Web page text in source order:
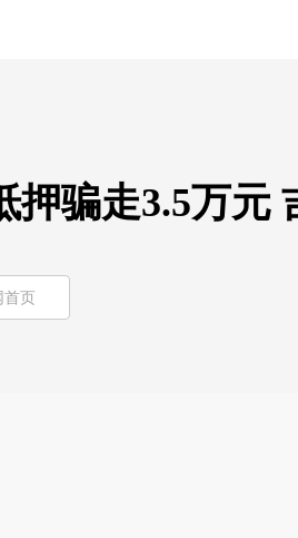
押骗走3.5万元
页